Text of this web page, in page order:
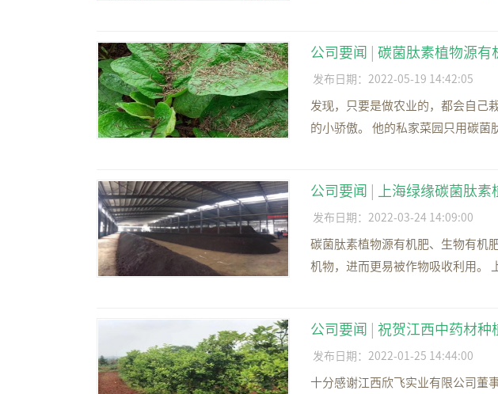
公司要闻 | 碳菌肽素植物源有
发布日期：2022-05-19 14:42:05
发现，只要是做农业的，都会自己
的小骄傲。 他的私家菜园只用碳
公司要闻 | 上海绿缘碳菌肽素
发布日期：2022-03-24 14:09:00
碳菌肽素植物源有机肥、生物有机
机物，进而更易被作物吸收利用。
公司要闻 | 祝贺江西中药材
发布日期：2022-01-25 14:44:00
十分感谢江西欣飞实业有限公司董